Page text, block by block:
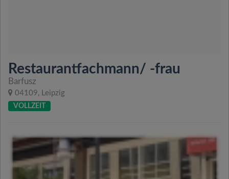
Restaurantfachmann/ -frau
Barfusz
04109, Leipzig
VOLLZEIT